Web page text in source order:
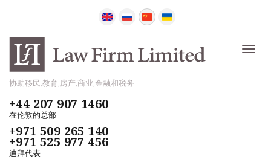
协助移民,教育,房产,商业,金融和税务
+44 207 907 1460
在伦敦的总部
+971 509 265 140
+971 525 977 456
迪拜代表